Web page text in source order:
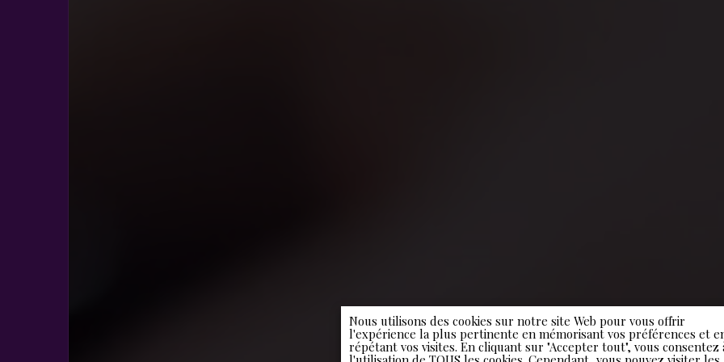
Nous utilisons des cookies sur notre site Web pour vous offrir
l'expérience la plus pertinente en mémorisant vos préférences et
répétant vos visites. En cliquant sur "Accepter tout", vous consentez